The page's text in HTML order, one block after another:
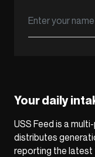
Your daily
USS Feed is a
distributes
reporting the latest